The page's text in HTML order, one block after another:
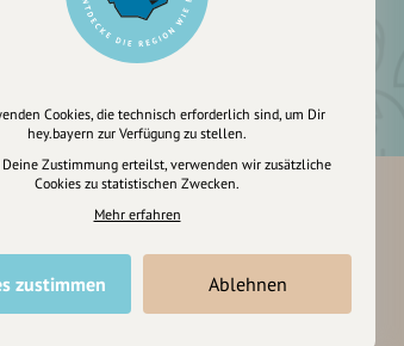
Cookies, die technisch erforderlich sind, um Dir
hey.bayern zur Verfügung zu stellen.
Deine Zustimmung erteilst, verwenden wir zusätzliche
Cookies zu statistischen Zwecken.
Mehr erfahren
zustimmen Ablehnen